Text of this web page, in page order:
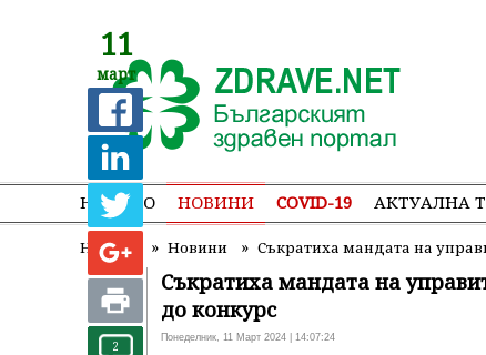
НАЧАЛО НОВИНИ COVID-19 АКТУАЛНА
Начало » Новини » Съкратиха мандата на
11
март
2
Съкратиха мандата на
до конкурс
Понеделник, 11 Март 2024 | 14:07:24